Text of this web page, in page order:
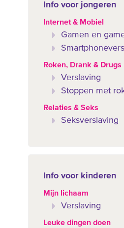
Info voor jongeren
Internet & Mobiel
Gamen en
Roken, Drank & Drugs
Verslaving
Stoppen met
Relaties & Seks
Seksverslaving
Info voor kinderen
Mijn lichaam
Verslaving
Leuke dingen doen